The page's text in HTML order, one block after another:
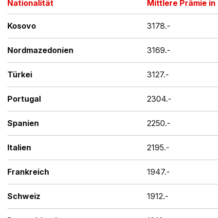
Nationalität Mittlere Prämie in
Kosovo 3178.-
Nordmazedonien 3169.-
Türkei 3127.-
Portugal 2304.-
Spanien 2250.-
Italien 2195.-
Frankreich 1947.-
Schweiz 1912.-